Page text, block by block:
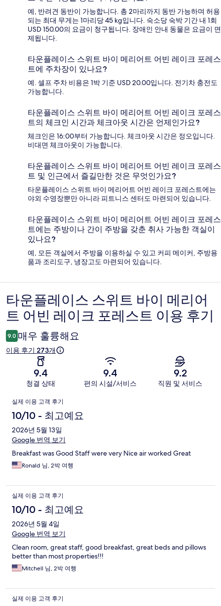
예, 반려견 동반이 가능합니다. 총 2마리까지 동반 가능하며 허용
되는 최대 무게는 1마리당 45 kg입니다. 숙소당 숙박 기간 내 1회
USD 150.00의 요금이 청구됩니다. 장애인 안내 동물은 요금이 면
제됩니다.
타운플레이스 스위트 바이 메리어트 어빈 레이크 포레스
트에 주차장이 있나요?
예. 셀프 주차 비용은 1박 기준 USD 20.00입니다. 전기차 충전도
가능합니다.
타운플레이스 스위트 바이 메리어트 어빈 레이크 포레스
트의 체크인 시간과 체크아웃 시간은 언제인가요?
체크인은 16:00부터 가능합니다. 체크아웃 시간은 정오입니다.
비대면 체크아웃이 가능합니다.
타운플레이스 스위트 바이 메리어트 어빈 레이크 포레스
트 및 인근에서 즐길만한 것은 무엇인가요?
타운플레이스 스위트 바이 메리어트 어빈 레이크 포레스트에는
야외 수영장뿐만 아니라 피트니스 센터도 마련되어 있습니다.
타운플레이스 스위트 바이 메리어트 어빈 레이크 포레스
트에는 주방이나 간이 주방을 갖춘 취사 가능한 객실이
있나요?
예, 모든 객실에서 주방을 이용하실 수 있고 커피 메이커, 주방용
품과 조리도구, 냉장고도 마련되어 있습니다.
이
용
후
기
타운플레이스 스위트 바이 메리어
트 어빈 레이크 포레스트 이용 후기
9.0 매우 훌륭해요
이용 후기 273개
9.4
청결 상태
9.4
편의 시설/서비스
9.2
직원 및 서비스
이
용
후
기
실제 이용 고객 후기
10/10 - 최고예요
2026년 5월 13일
Google 번역 보기
Breakfast was Good Staff were very Nice air worked Great
Ronald 님, 2박 여행
실제 이용 고객 후기
10/10 - 최고예요
2026년 5월 4일
Google 번역 보기
Clean room, great staff, good breakfast, great beds and pillows
better than most properties!!!
Mitchell 님, 2박 여행
실제 이용 고객 후기